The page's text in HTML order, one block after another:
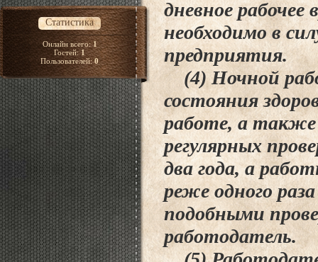
Статистика
Онлайн всего:1
Гостей:1
Пользователей:0
дневное рабочее
необходимо в
предприятия.
(4) Ночной
состояния
работе, а также
регулярных
два года, а
реже одного
подобными
работодатель.